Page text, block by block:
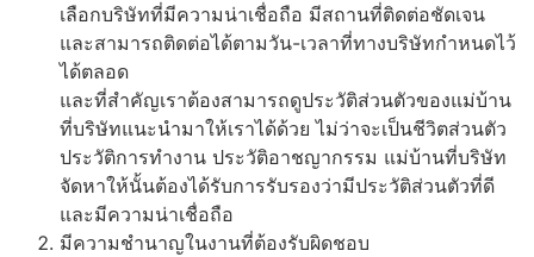
เลือกบริษัทที่มีความน่าเชื่อถือ มีสถานที่ติดต่อชัดเจน
และสามารถติดต่อได้ตามวัน-เวลาที่ทางบริษัทกำหนดไว้
ได้ตลอด
และที่สำคัญเราต้องสามารถดูประวัติส่วนตัวของแม่บ้าน
ที่บริษัทแนะนำมาให้เราได้ด้วย ไม่ว่าจะเป็นชีวิตส่วนตัว
ประวัติการทำงาน ประวัติอาชญากรรม แม่บ้านที่บริษัท
จัดหาให้นั้นต้องได้รับการรับรองว่ามีประวัติส่วนตัวที่ดี
และมีความน่าเชื่อถือ
มีความชำนาญในงานที่ต้องรับผิดชอบ